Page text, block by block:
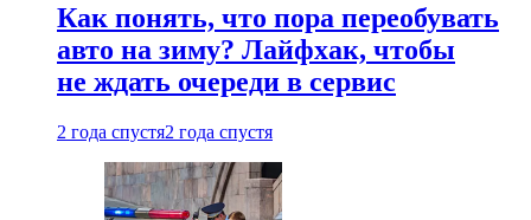
Как понять, что пора переобувать
авто на зиму? Лайфхак, чтобы
не ждать очереди в сервис
2 года спустя2 года спустя